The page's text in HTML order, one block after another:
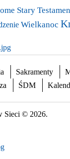
Stary
Wielkanoc
Sakramenty
ŚDM
Sieci © 2026.